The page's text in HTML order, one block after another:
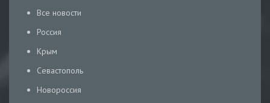
Все новости
Россия
Крым
Севастополь
Новороссия